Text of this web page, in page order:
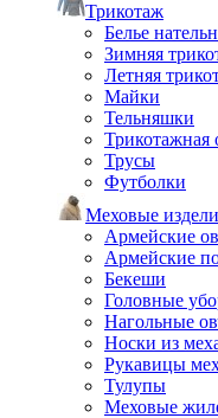
Трикотаж
Белье
Зимняя
Летняя
Майки
Тельняшки
Трикотажная
Трусы
Футболки
Меховые
Армейские
Армейские
Бекеши
Головные
Нагольные
Носки из
Рукавицы
Тулупы
Меховые